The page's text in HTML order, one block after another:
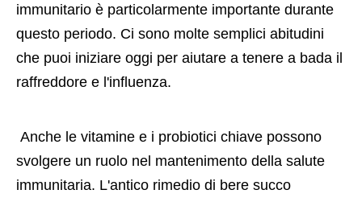
immunitario è particolarmente importante durante
questo periodo. Ci sono molte semplici abitudini
che puoi iniziare oggi per aiutare a tenere a bada il
raffreddore e l'influenza.
svolgere un ruolo nel mantenimento della salute
immunitaria. L'antico rimedio di bere succo